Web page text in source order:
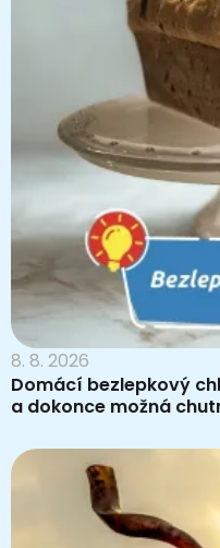
8. 8. 2026
Domácí bezlepkový
a dokonce možná